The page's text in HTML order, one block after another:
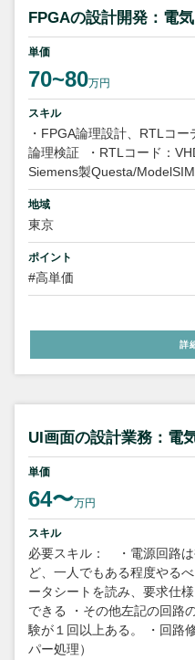
FPGAの設計開発：電
単価
70~80万円
スキル
・FPGA論理設計、RTLコー
論理検証
・RTLコード：
Siemens製Questa/ModelSIM
地域
東京
ポイント
#高単価
詳
UI画面の設計業務：電
単価
64〜万円
スキル
必要スキル： ・電源回路
ど、一人でもある程度やる
ータシートを読み、要求仕
できる ・その他左記の回路
験が１回以上ある。 ・回路
パー処理）